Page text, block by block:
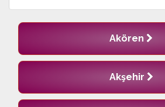
Akören
Akşehir